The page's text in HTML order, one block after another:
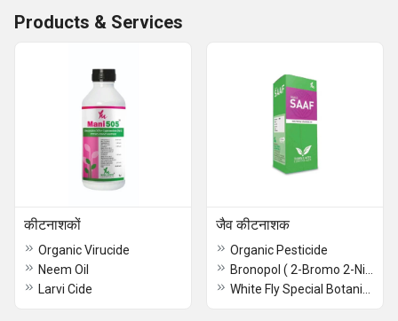
Products & Services
कीटनाशकों
Organic Virucide
Neem Oil
Larvi Cide
जैव कीटनाशक
Organic Pesticide